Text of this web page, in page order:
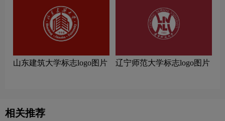
山东建筑大学标志logo图片 辽宁师范大学标志logo图片
相关推荐